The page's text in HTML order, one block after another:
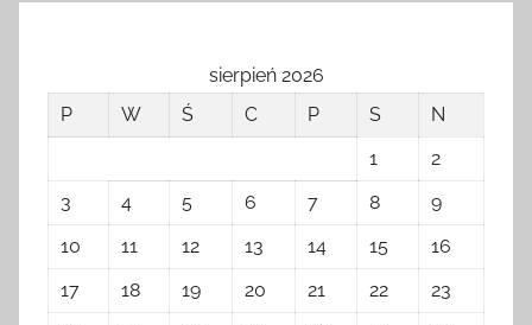
sierpień 2026
P
W Ś C P S
N
1
2
3
4 5 6 7 8
9
10
11 12 13 14 15
16
17
18 19 20 21 22
23